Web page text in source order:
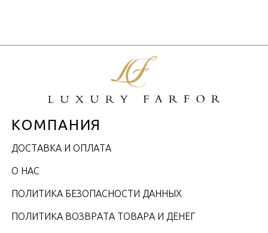
КОМПАНИЯ
ДОСТАВКА И ОПЛАТА
О НАС
ПОЛИТИКА БЕЗОПАСНОСТИ ДАННЫХ
ПОЛИТИКА ВОЗВРАТА ТОВАРА И ДЕНЕГ